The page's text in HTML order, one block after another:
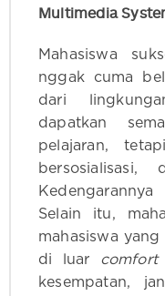
Multimedia
Mahasiswa
nggak cuma
dari
dapatkan
pelajaran,
bersosialisasi,
Selain itu,
mahasiswa
di luar comfort
kesempatan,